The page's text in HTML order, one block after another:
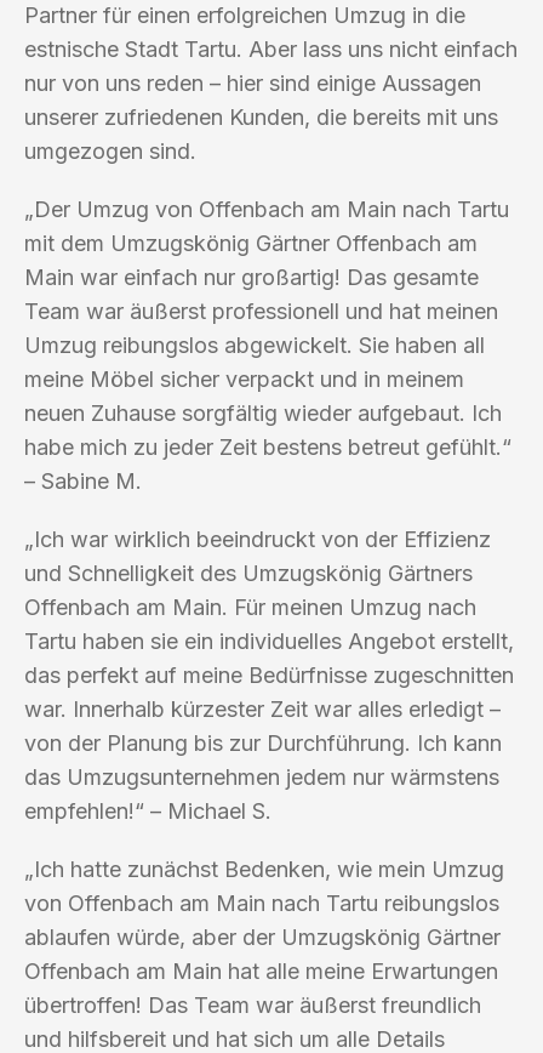
Partner für einen erfolgreichen Umzug in die
estnische Stadt Tartu. Aber lass uns nicht einfach
nur von uns reden – hier sind einige Aussagen
unserer zufriedenen Kunden, die bereits mit uns
umgezogen sind.
„Der Umzug von Offenbach am Main nach Tartu
mit dem Umzugskönig Gärtner Offenbach am
Main war einfach nur großartig! Das gesamte
Team war äußerst professionell und hat meinen
Umzug reibungslos abgewickelt. Sie haben all
meine Möbel sicher verpackt und in meinem
neuen Zuhause sorgfältig wieder aufgebaut. Ich
habe mich zu jeder Zeit bestens betreut gefühlt.“
– Sabine M.
„Ich war wirklich beeindruckt von der Effizienz
und Schnelligkeit des Umzugskönig Gärtners
Offenbach am Main. Für meinen Umzug nach
Tartu haben sie ein individuelles Angebot erstellt,
das perfekt auf meine Bedürfnisse zugeschnitten
war. Innerhalb kürzester Zeit war alles erledigt –
von der Planung bis zur Durchführung. Ich kann
das Umzugsunternehmen jedem nur wärmstens
empfehlen!“ – Michael S.
„Ich hatte zunächst Bedenken, wie mein Umzug
von Offenbach am Main nach Tartu reibungslos
ablaufen würde, aber der Umzugskönig Gärtner
Offenbach am Main hat alle meine Erwartungen
übertroffen! Das Team war äußerst freundlich
und hilfsbereit und hat sich um alle Details